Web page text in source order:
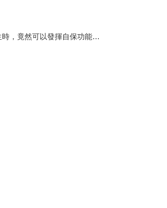
時，竟然可以發揮自保功能…